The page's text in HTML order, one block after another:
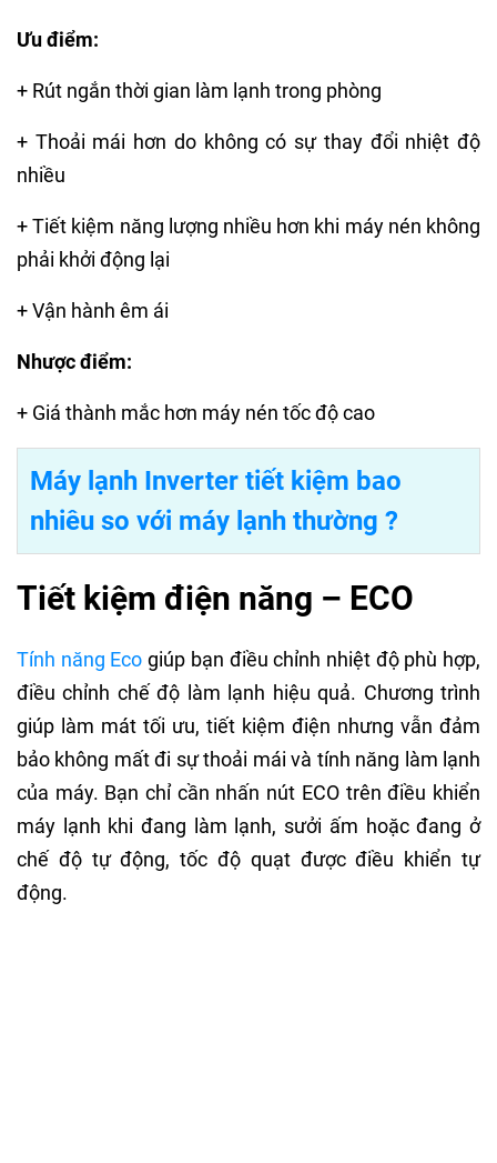
Ưu điểm:
+ Rút ngắn thời gian làm lạnh trong phòng
+ Thoải mái hơn do không có sự thay đổi nhiệt độ
nhiều
+ Tiết kiệm năng lượng nhiều hơn khi máy nén không
phải khởi động lại
+ Vận hành êm ái
Nhược điểm:
+ Giá thành mắc hơn máy nén tốc độ cao
Máy lạnh Inverter tiết kiệm bao
nhiêu so với máy lạnh thường ?
Tiết kiệm điện năng – ECO
Tính năng Eco giúp bạn điều chỉnh nhiệt độ phù hợp,
điều chỉnh chế độ làm lạnh hiệu quả. Chương trình
giúp làm mát tối ưu, tiết kiệm điện nhưng vẫn đảm
bảo không mất đi sự thoải mái và tính năng làm lạnh
của máy. Bạn chỉ cần nhấn nút ECO trên điều khiển
máy lạnh khi đang làm lạnh, sưởi ấm hoặc đang ở
chế độ tự động, tốc độ quạt được điều khiển tự
động.